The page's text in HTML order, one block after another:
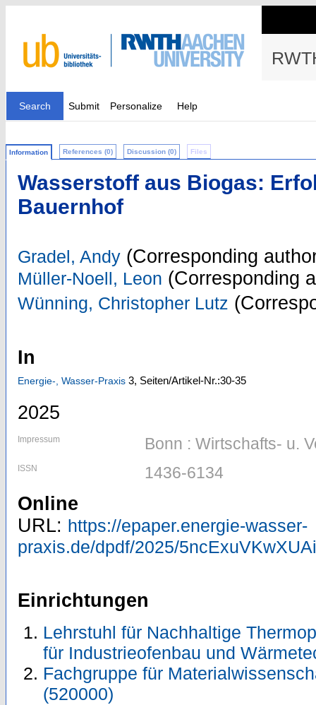
Search Submit Personalize Help
Information References (0) Discussion (0) Files
Wasserstoff aus Biogas:
Bauernhof
Gradel, Andy (Corresponding
Müller-Noell, Leon (Corresponding
Wünning, Christopher Lutz
In
Energie-, Wasser-Praxis 3, Seiten/Artikel-Nr.:30-35
2025
Impressum Bonn : Wirtschafts- u.
ISSN 1436-6134
Online
URL: https://epaper.energie-wasser-
praxis.de/dpdf/2025/
Einrichtungen
Lehrstuhl für Nachhaltige
für Industrieofenbau und
Fachgruppe für
(520000)